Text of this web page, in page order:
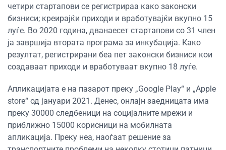
четири стартапови се регистрираа како законски
бизниси; креирајќи приходи и вработувајќи вкупно 15
луѓе. Во 2020 година, дванаесет стартапови со 31 член
ја завршија втората програма за инкубација. Како
резултат, регистрирани беа пет законски бизниси кои
создаваат приходи и вработуваат вкупно 18 луѓе.
Апликацијата е на пазарот преку „Google Play“ и „Apple
store“ од јануари 2021. Денес, онлајн заедницата има
преку 30000 следбеници на социјалните мрежи и
приближно 15000 корисници на мобилната
апликација. Преку неа, наоѓаат решение за